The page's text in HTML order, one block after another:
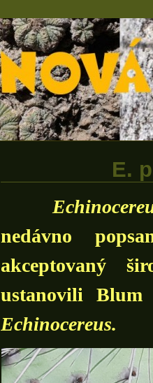
E.
nedávno
akceptovaný
ustanovili
Echinocereus.